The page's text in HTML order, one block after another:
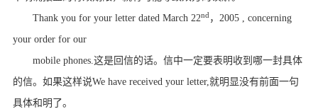
Thank you for your letter dated March 22nd， 2005 , concerning
your order for our
mobile phones. 这是回信的话。信中一定要表明收到哪一封具体
的信。如果这样说We have received your letter, 就明显没有前面一句
具体和明了。